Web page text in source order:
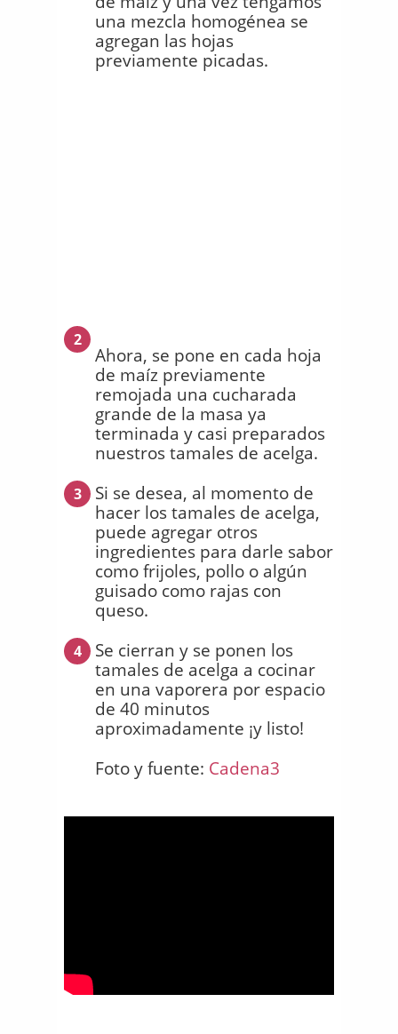
una mezcla homogénea se
agregan las hojas
previamente picadas.
2
Ahora, se pone en cada hoja
de maíz previamente
remojada una cucharada
grande de la masa ya
terminada y casi preparados
nuestros tamales de acelga.
3
Si se desea, al momento de
hacer los tamales de acelga,
puede agregar otros
ingredientes para darle sabor
como frijoles, pollo o algún
guisado como rajas con
queso.
4
Se cierran y se ponen los
tamales de acelga a cocinar
en una vaporera por espacio
de 40 minutos
aproximadamente ¡y listo!
Foto y fuente: Cadena3